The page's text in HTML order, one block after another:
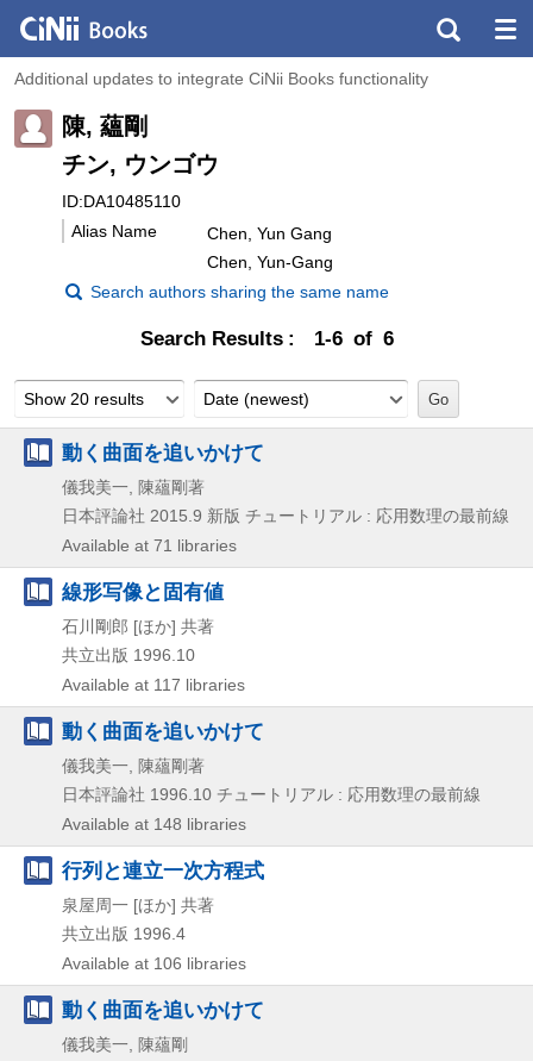
Additional updates to integrate CiNii Books functionality
陳, 蘊剛
チン, ウンゴウ
ID:DA10485110
Alias Name
Chen, Yun Gang
Chen, Yun-Gang
Search authors sharing the same name
Search Results 1-6 of 6
Show 20 results Date (newest)
動く曲面を追いかけて
儀我美一, 陳蘊剛著
日本評論社 2015.9 新版 チュートリアル : 応用数理の最前線
Available at 71 libraries
線形写像と固有値
石川剛郎 [ほか] 共著
共立出版 1996.10
Available at 117 libraries
動く曲面を追いかけて
儀我美一, 陳蘊剛著
日本評論社 1996.10 チュートリアル : 応用数理の最前線
Available at 148 libraries
行列と連立一次方程式
泉屋周一 [ほか] 共著
共立出版 1996.4
Available at 106 libraries
動く曲面を追いかけて
儀我美一, 陳蘊剛